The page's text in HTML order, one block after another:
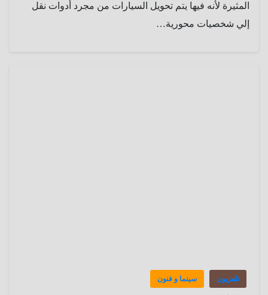
المثيرة لأنه فيها يتم تحويل السيارات من مجرد أدوات نقل
إلي شخصيات محورية…
تلفزيون سينما و فنون